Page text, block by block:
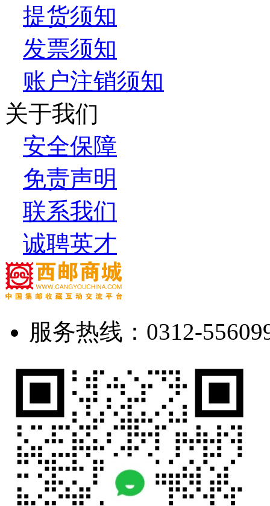
提货须知
发票须知
账户注销须知
关于我们
安全保障
免责声明
联系我们
诚聘英才
服务热线：0312-